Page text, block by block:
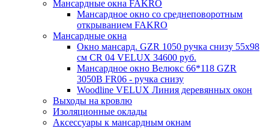
Мансардные окна FAKRO
Мансардное окно со среднеповоротным
открыванием FAKRO
Мансардные окна
Окно мансард. GZR 1050 ручка снизу 55х98
см CR 04 VELUX 34600 руб.
Мансардное окно Велюкс 66*118 GZR
3050B FR06 - ручка снизу
Woodline VELUX Линия деревянных окон
Выходы на кровлю
Изоляционные оклады
Аксессуары к мансардным окнам